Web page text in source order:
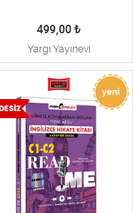
499,00 ₺
Yargı Yayınevi